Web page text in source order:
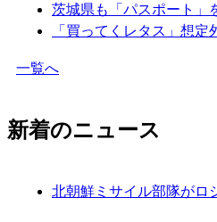
茨城県も「パスポート」
「買ってくレタス」想定
一覧へ
新着のニュース
北朝鮮ミサイル部隊が